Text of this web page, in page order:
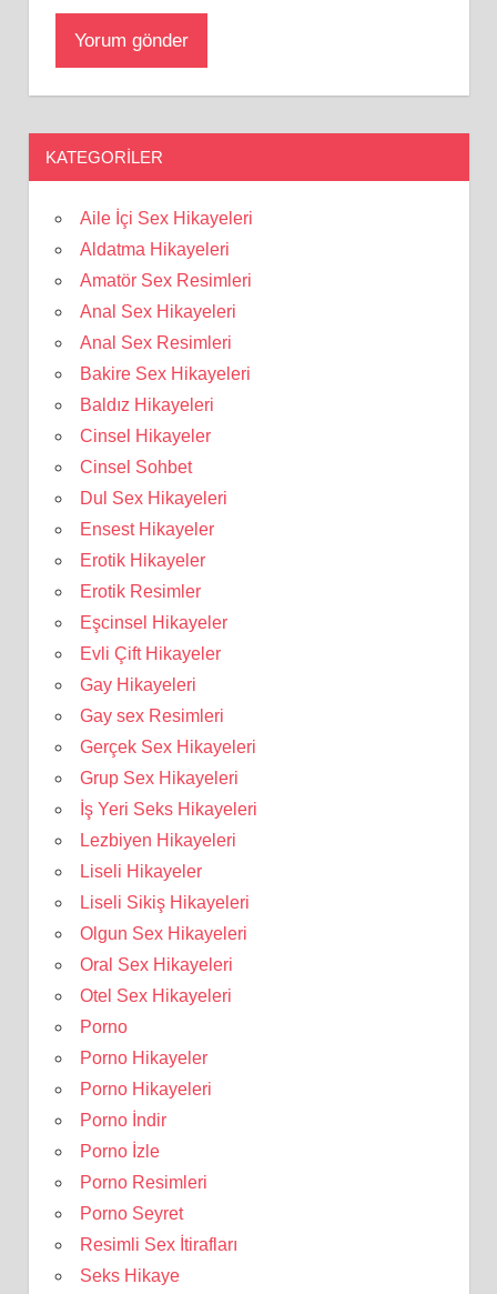
KATEGORILER
Aile İçi Sex Hikayeleri
Aldatma Hikayeleri
Amatör Sex Resimleri
Anal Sex Hikayeleri
Anal Sex Resimleri
Bakire Sex Hikayeleri
Baldız Hikayeleri
Cinsel Hikayeler
Cinsel Sohbet
Dul Sex Hikayeleri
Ensest Hikayeler
Erotik Hikayeler
Erotik Resimler
Eşcinsel Hikayeler
Evli Çift Hikayeler
Gay Hikayeleri
Gay sex Resimleri
Gerçek Sex Hikayeleri
Grup Sex Hikayeleri
İş Yeri Seks Hikayeleri
Lezbiyen Hikayeleri
Liseli Hikayeler
Liseli Sikiş Hikayeleri
Olgun Sex Hikayeleri
Oral Sex Hikayeleri
Otel Sex Hikayeleri
Porno
Porno Hikayeler
Porno Hikayeleri
Porno İndir
Porno İzle
Porno Resimleri
Porno Seyret
Resimli Sex İtirafları
Seks Hikaye